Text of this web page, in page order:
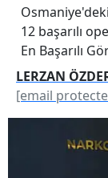
12 başarılı
En Başarılı
LERZAN
[email